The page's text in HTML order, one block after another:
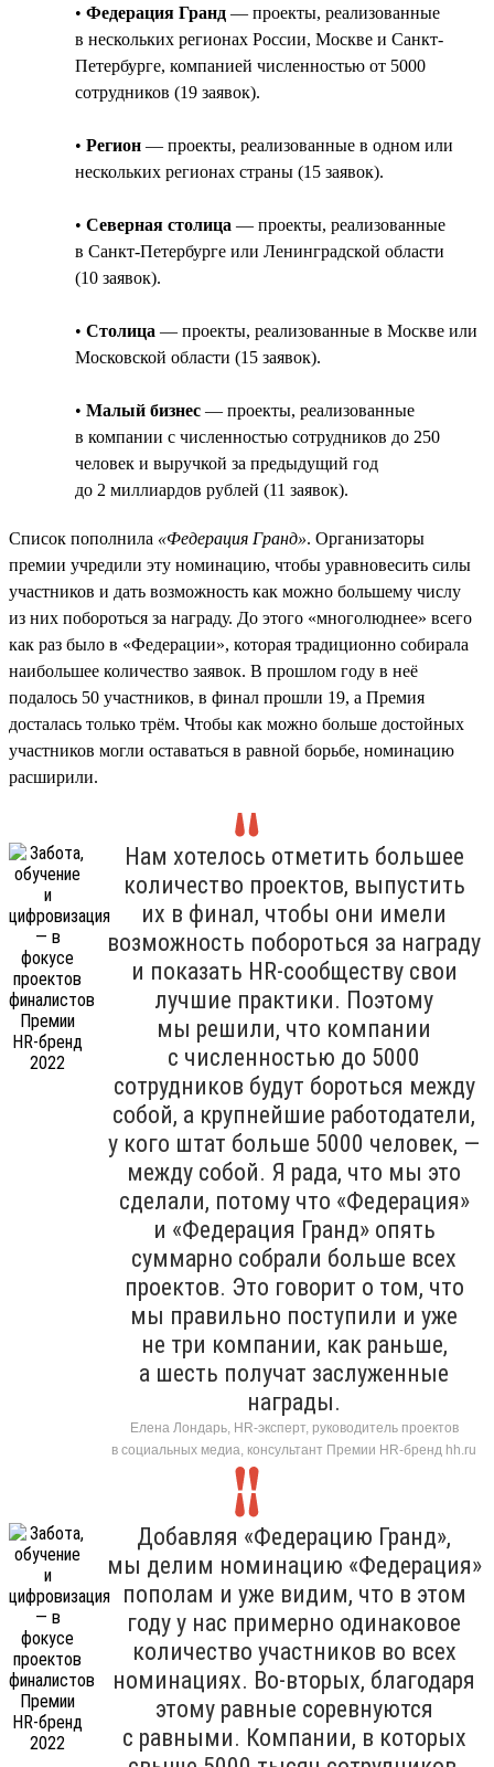
• Федерация Гранд — проекты, реализованные
в нескольких регионах России, Москве и Санкт-
Петербурге, компанией численностью от 5000
сотрудников (19 заявок).
• Регион — проекты, реализованные в одном или
нескольких регионах страны (15 заявок).
• Северная столица — проекты, реализованные
в Санкт-Петербурге или Ленинградской области
(10 заявок).
• Столица — проекты, реализованные в Москве или
Московской области (15 заявок).
• Малый бизнес — проекты, реализованные
в компании с численностью сотрудников до 250
человек и выручкой за предыдущий год
до 2 миллиардов рублей (11 заявок).
Список пополнила «Федерация Гранд». Организаторы
премии учредили эту номинацию, чтобы уравновесить силы
участников и дать возможность как можно большему числу
из них побороться за награду. До этого «многолюднее» всего
как раз было в «Федерации», которая традиционно собирала
наибольшее количество заявок. В прошлом году в неё
подалось 50 участников, в финал прошли 19, а Премия
досталась только трём. Чтобы как можно больше достойных
участников могли оставаться в равной борьбе, номинацию
расширили.
Нам хотелось отметить большее
количество проектов, выпустить
их в финал, чтобы они имели
возможность побороться за награду
и показать HR-сообществу свои
лучшие практики. Поэтому
мы решили, что компании
с численностью до 5000
сотрудников будут бороться между
собой, а крупнейшие работодатели,
у кого штат больше 5000 человек, —
между собой. Я рада, что мы это
сделали, потому что «Федерация»
и «Федерация Гранд» опять
суммарно собрали больше всех
проектов. Это говорит о том, что
мы правильно поступили и уже
не три компании, как раньше,
а шесть получат заслуженные
награды.
Елена Лондарь, HR-эксперт, руководитель проектов
в социальных медиа, консультант Премии HR-бренд hh.ru
Добавляя «Федерацию Гранд»,
мы делим номинацию «Федерация»
пополам и уже видим, что в этом
году у нас примерно одинаковое
количество участников во всех
номинациях. Во-вторых, благодаря
этому равные соревнуются
с равными. Компании, в которых